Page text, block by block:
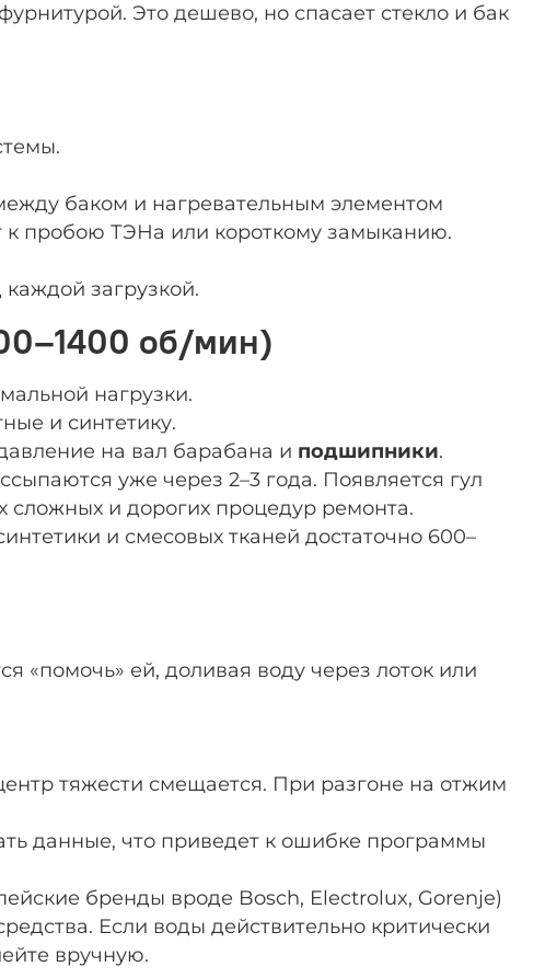
Это дешево, но спасает стекло и бак
баком и нагревательным элементом
к пробою ТЭНа или короткому замыканию.
загрузкой.
об/мин)
нагрузки.
и синтетику.
на вал барабана и подшипники.
уже через 2–3 года. Появляется гул
и дорогих процедур ремонта.
и смесовых тканей достаточно 600–
«помочь» ей, доливая воду через лоток или
тяжести смещается. При разгоне на отжим
данные, что приведет к ошибке программы
бренды вроде Bosch, Electrolux, Gorenje)
Если воды действительно критически
вручную.